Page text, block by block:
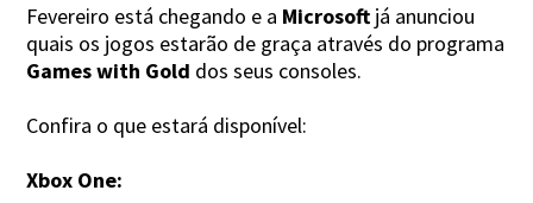
Fevereiro está chegando e a Microsoft já anunciou
quais os jogos estarão de graça através do programa
Games with Gold dos seus consoles.
Confira o que estará disponível:
Xbox One: